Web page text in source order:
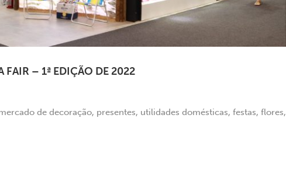
FAIR – 1ª EDIÇÃO DE 2022
de decoração, presentes, utilidades domésticas, festas, flores,